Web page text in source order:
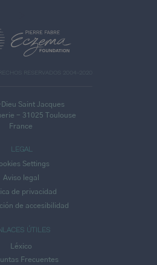
RESERVADOS 2004-2020
Saint Jacques
- 31025 Toulouse
France
ÚTILES
Léxico
Frecuentes
LEGAL
Settings
Aviso legal
de privacidad
de accesibilidad